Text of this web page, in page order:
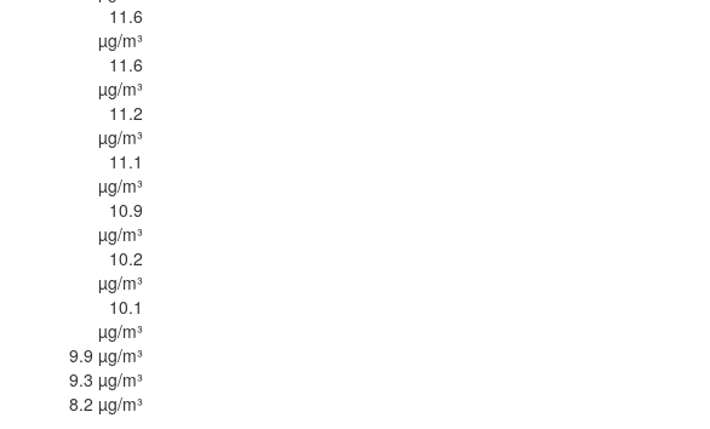
11.6
µg/m³
11.6
µg/m³
11.2
µg/m³
11.1
µg/m³
10.9
µg/m³
10.2
µg/m³
10.1
µg/m³
9.9 µg/m³
9.3 µg/m³
8.2 µg/m³